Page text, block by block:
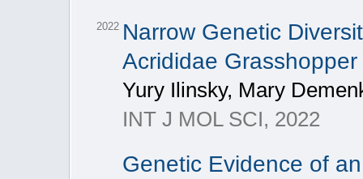
2022 Narrow Genetic
Acrididae
Yury Ilinsky, Mary
INT J MOL SCI, 2022
Genetic Evidence of